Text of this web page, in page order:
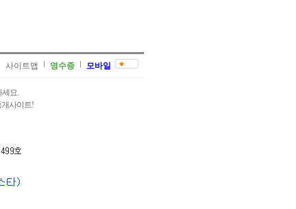
사이트맵 영수증 모바일
세요.
개사이트!